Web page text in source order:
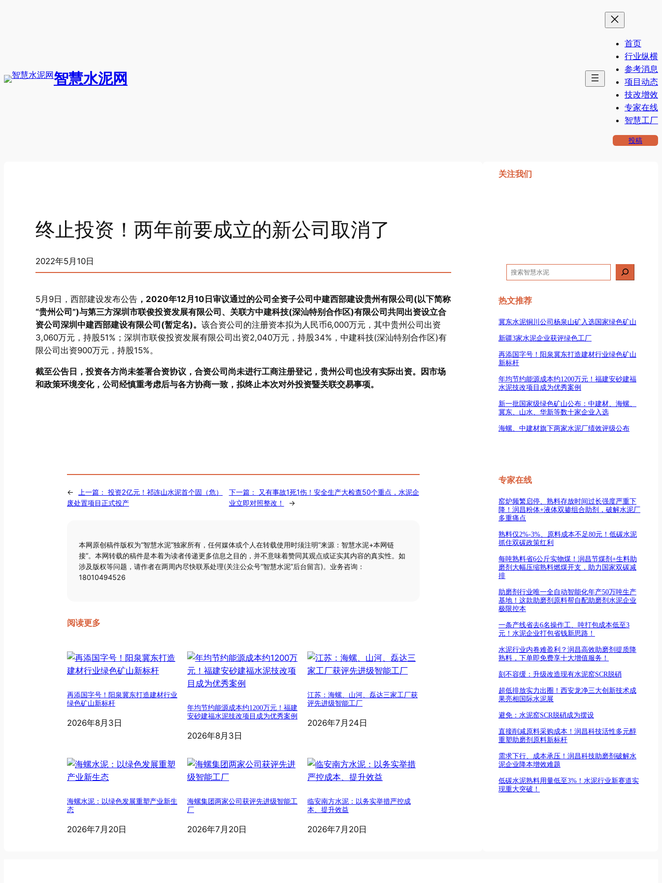
智慧水泥网
首页
行业纵横
参考消息
项目动态
技改增效
专家在线
智慧工厂
投稿
终止投资！两年前要成立的新公司取消了
2022年5月10日
5月9日，西部建设发布公告 ，2020年12月10日审议通过的公司全资子公司中建西部建设贵州有限公司(以下简称
“贵州公司”)与第三方深圳市联俊投资发展有限公司、关联方中建科技(深汕特别合作区)有限公司共同出资设立合
资公司深圳中建西部建设有限公司(暂定名)。 该合资公司的注册资本拟为人民币6,000万元，其中贵州公司出资
3,060万元，持股51%；深圳市联俊投资发展有限公司出资2,040万元，持股34%，中建科技(深汕特别合作区)有
限公司出资900万元，持股15%。
截至公告日，投资各方尚未签署合资协议，合资公司尚未进行工商注册登记，贵州公司也没有实际出资。因市场
和政策环境变化，公司经慎重考虑后与各方协商一致，拟终止本次对外投资暨关联交易事项。
← 上一篇： 投资2亿元！祁连山水泥首个固（危）
废处置项目正式投产
下一篇：
又有事故1死1伤！安全生产大检查50个重点，水泥企
业立即对照整改！
→
本网原创稿件版权为“智慧水泥”独家所有，任何媒体或个人在转载使用时须注明“来源：智慧水泥+本网链
接”。本网转载的稿件是本着为读者传递更多信息之目的，并不意味着赞同其观点或证实其内容的真实性。如
涉及版权等问题，请作者在两周内尽快联系处理(关注公众号“智慧水泥”后台留言)。业务咨询：
18010494526
阅读更多
再添国字号！阳泉冀东打造建材行业
绿色矿山新标杆
2026年8月3日
年均节约能源成本约1200万元！福建
安砂建福水泥技改项目成为优秀案例
2026年8月3日
江苏：海螺、山河、磊达三家工厂获
评先进级智能工厂
2026年7月24日
海螺水泥：以绿色发展重塑产业新生
态
2026年7月20日
海螺集团两家公司获评先进级智能工
厂
2026年7月20日
临安南方水泥：以务实举措严控成
本、提升效益
2026年7月20日
关注我们
搜
索
热文推荐
冀东水泥铜川公司杨泉山矿入选国家绿色矿山
新疆3家水泥企业获评绿色工厂
再添国字号！阳泉冀东打造建材行业绿色矿山
新标杆
年均节约能源成本约1200万元！福建安砂建福
水泥技改项目成为优秀案例
新一批国家级绿色矿山公布：中建材、海螺、
冀东、山水、华新等数十家企业入选
海螺、中建材旗下两家水泥厂绩效评级公布
专家在线
窑炉频繁启停、熟料存放时间过长强度严重下
降！润昌粉体+液体双掺组合助剂，破解水泥厂
多重痛点
熟料仅2%-3%、原料成本不足80元！低碳水泥
抓住双碳政策红利
每吨熟料省6公斤实物煤！润昌节煤剂+生料助
磨剂大幅压缩熟料燃煤开支，助力国家双碳减
排
助磨剂行业唯一全自动智能化年产50万吨生产
基地！这款助磨剂原料帮自配助磨剂水泥企业
极限控本
一条产线省去6名操作工、吨打包成本低至3
元！水泥企业打包省钱新思路！
水泥行业内卷难盈利？润昌高效助磨剂提质降
熟料，下单即免费享十大增值服务！
刻不容缓：升级改造现有水泥窑SCR脱硝
超低排放实力出圈！西安龙净三大创新技术成
果亮相国际水泥展
避免：水泥窑SCR脱硝成为摆设
直接削减原料采购成本！润昌科技活性多元醇
重塑助磨剂原料新标杆
需求下行、成本承压！润昌科技助磨剂破解水
泥企业降本增效难题
低碳水泥熟料用量低至3%！水泥行业新赛道实
现重大突破！